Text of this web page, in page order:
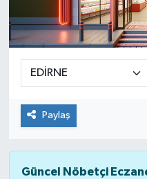
Paylaş
Güncel Nöbetçi
Spor
Teknoloji